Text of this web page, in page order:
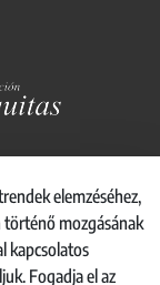
elemzéséhez,
történő mozgásának
kapcsolatos
Fogadja el az